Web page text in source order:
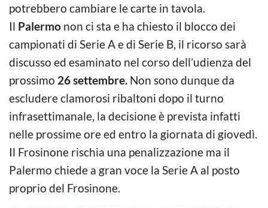
potrebbero cambiare le carte in tavola.
Il Palermo non ci sta e ha chiesto il blocco dei
campionati di Serie A e di Serie B, il ricorso sarà
discusso ed esaminato nel corso dell’udienza del
prossimo 26 settembre. Non sono dunque da
escludere clamorosi ribaltoni dopo il turno
infrasettimanale, la decisione è prevista infatti
nelle prossime ore ed entro la giornata di giovedì.
Il Frosinone rischia una penalizzazione ma il
Palermo chiede a gran voce la Serie A al posto
proprio del Frosinone.